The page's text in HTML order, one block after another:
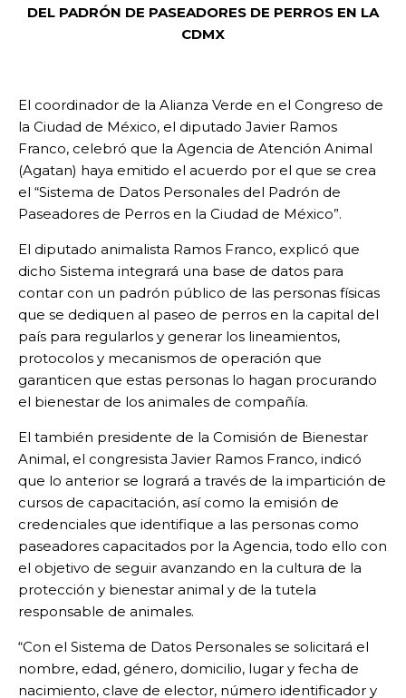
DEL PADRÓN DE PASEADORES DE PERROS EN LA
CDMX
El coordinador de la Alianza Verde en el Congreso de
la Ciudad de México, el diputado Javier Ramos
Franco, celebró que la Agencia de Atención Animal
(Agatan) haya emitido el acuerdo por el que se crea
el “Sistema de Datos Personales del Padrón de
Paseadores de Perros en la Ciudad de México”.
El diputado animalista Ramos Franco, explicó que
dicho Sistema integrará una base de datos para
contar con un padrón público de las personas físicas
que se dediquen al paseo de perros en la capital del
país para regularlos y generar los lineamientos,
protocolos y mecanismos de operación que
garanticen que estas personas lo hagan procurando
el bienestar de los animales de compañía.
El también presidente de la Comisión de Bienestar
Animal, el congresista Javier Ramos Franco, indicó
que lo anterior se logrará a través de la impartición de
cursos de capacitación, así como la emisión de
credenciales que identifique a las personas como
paseadores capacitados por la Agencia, todo ello con
el objetivo de seguir avanzando en la cultura de la
protección y bienestar animal y de la tutela
responsable de animales.
“Con el Sistema de Datos Personales se solicitará el
nombre, edad, género, domicilio, lugar y fecha de
nacimiento, clave de elector, número identificador y